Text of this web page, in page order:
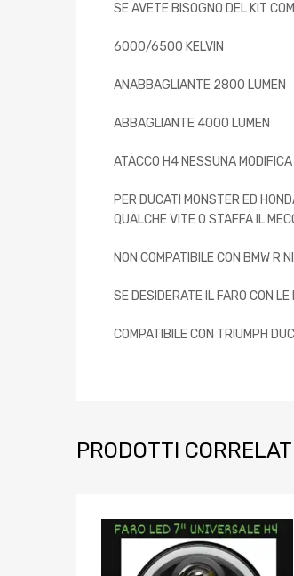
SE AVETE BISOGNO DEL KIT
6000/6500 KELVIN
ANABBAGLIANTE 2800 LUMEN
ABBAGLIANTE 4000 LUMEN
ATACCO H4 NESSUNA
PER DUCATI MONSTER ED
QUALCHE VITE O STAFFA IL
NON COMPATIBILE CON BMW R
SE DESIDERATE IL FARO CON
COMPATIBILE CON TRIUMPH
PRODOTTI